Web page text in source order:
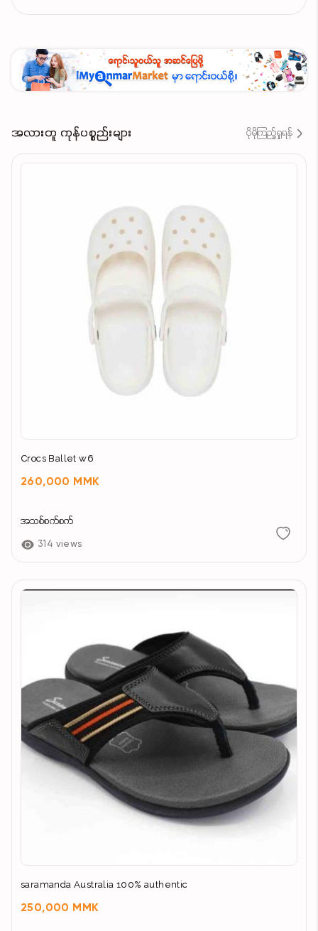
အလားတူ ကုန်ပစ္စည်းများ ပိုမိုကြည့်ရှုရန်
Crocs Ballet w6
260,000 MMK
အသစ်စက်စက်
314 views
saramanda Australia 100% authentic
250,000 MMK